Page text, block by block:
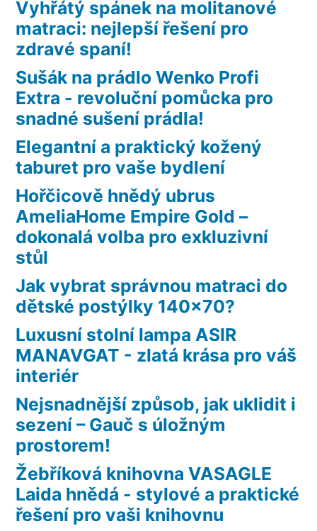
Vyhřátý spánek na molitanové
matraci: nejlepší řešení pro
zdravé spaní!
Sušák na prádlo Wenko Profi
Extra - revoluční pomůcka pro
snadné sušení prádla!
Elegantní a praktický kožený
taburet pro vaše bydlení
Hořčicově hnědý ubrus
AmeliaHome Empire Gold –
dokonalá volba pro exkluzivní
stůl
Jak vybrat správnou matraci do
dětské postýlky 140×70?
Luxusní stolní lampa ASIR
MANAVGAT - zlatá krása pro váš
interiér
Nejsnadnější způsob, jak uklidit i
sezení – Gauč s úložným
prostorem!
Žebříková knihovna VASAGLE
Laida hnědá - stylové a praktické
řešení pro vaši knihovnu